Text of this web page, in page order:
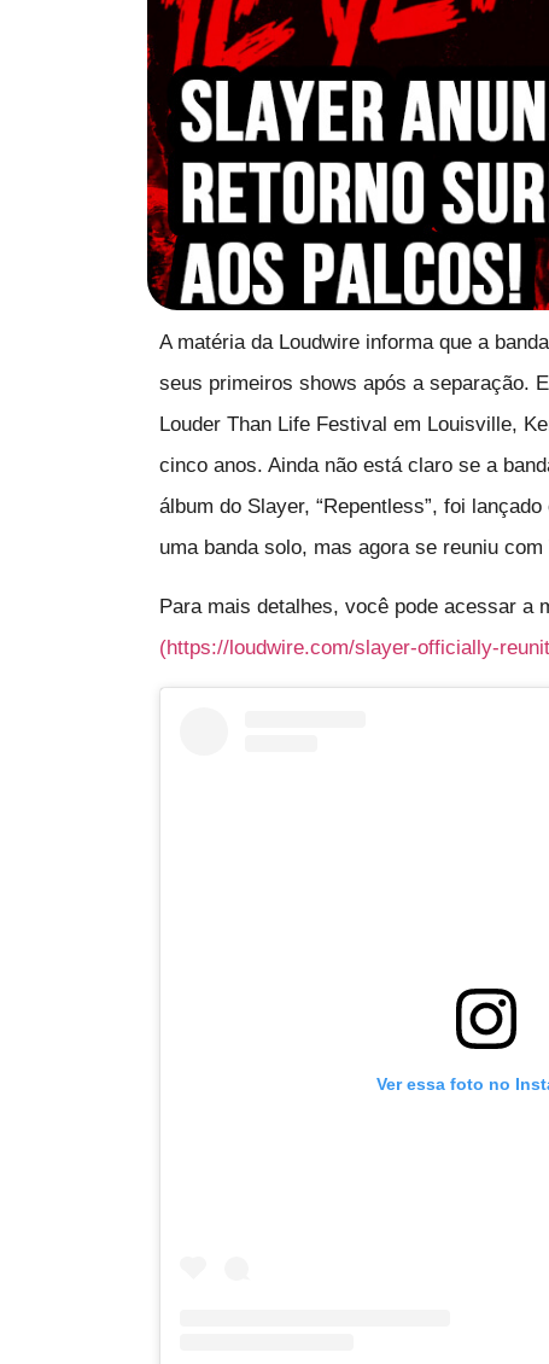
A matéria da Loudwire informa que a
seus primeiros shows após a separação.
Louder Than Life Festival em Louisville,
cinco anos. Ainda não está claro se a
álbum do Slayer, “Repentless”, foi
uma banda solo, mas agora se reuniu
Para mais detalhes, você pode acessar a
(https://loudwire.com/slayer-officially-
Ver essa foto no